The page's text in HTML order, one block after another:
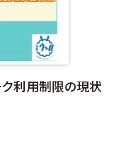
ク利用制限の現状